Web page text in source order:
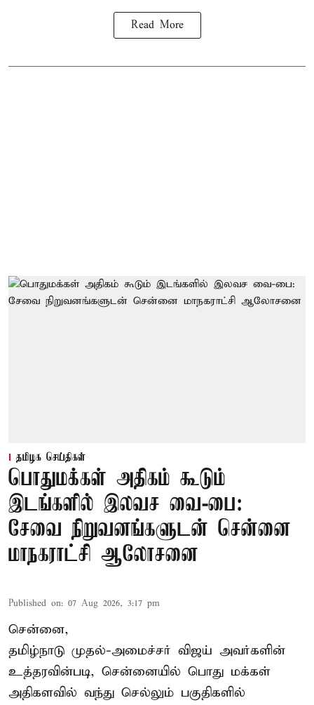
Read More
தமிழக செய்திகள்
பொதுமக்கள் அதிகம் கூடும்
இடங்களில் இலவச வை-பை:
சேவை நிறுவனங்களுடன் சென்னை
மாநகராட்சி ஆலோசனை
Published on: 07 Aug 2026, 3:17 pm
சென்னை,
தமிழ்நாடு முதல்-அமைச்சர் விஜய் அவர்களின்
உத்தரவின்படி, சென்னையில் பொது மக்கள்
அதிகளவில் வந்து செல்லும் பகுதிகளில்